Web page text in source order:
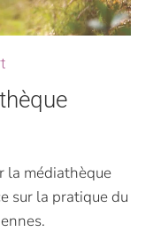
la médiathèque
sur la pratique du